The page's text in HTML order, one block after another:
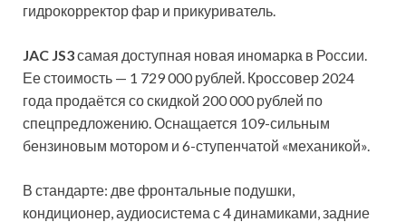
гидрокорректор фар и прикуриватель.
JAC JS3самая доступная новая иномарка в России.
Ее стоимость — 1 729 000 рублей. Кроссовер 2024
года продаётся со скидкой 200 000 рублей по
спецпредложению. Оснащается 109-сильным
бензиновым мотором и 6-ступенчатой «механикой».
В стандарте: две фронтальные подушки,
кондиционер, аудиосистема с 4 динамиками, задние